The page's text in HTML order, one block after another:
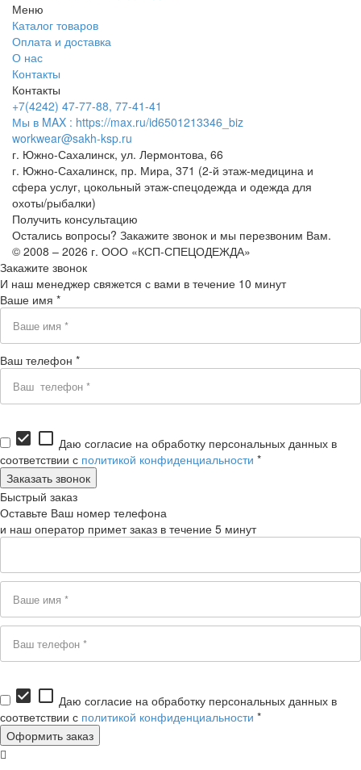
Меню
Каталог товаров
Оплата и доставка
О нас
Контакты
Контакты
+7(4242) 47-77-88, 77-41-41
Мы в MAX : https://max.ru/id6501213346_biz
workwear@sakh-ksp.ru
г. Южно-Сахалинск, ул. Лермонтова, 66
г. Южно-Сахалинск, пр. Мира, 371 (2-й этаж-медицина и
сфера услуг, цокольный этаж-спецодежда и одежда для
охоты/рыбалки)
Получить консультацию
Остались вопросы? Закажите звонок и мы перезвоним Вам.
© 2008 – 2026 г. ООО «КСП-СПЕЦОДЕЖДА»
Закажите звонок
И наш менеджер свяжется с вами в течение 10 минут
Ваше имя *
Ваш телефон *
check_box check_box_outline_blank Даю согласие на обработку персональных данных в
соответствии с политикой конфиденциальности *
Быстрый заказ
Оставьте Ваш номер телефона
и наш оператор примет заказ в течение 5 минут
check_box check_box_outline_blank Даю согласие на обработку персональных данных в
соответствии с политикой конфиденциальности *